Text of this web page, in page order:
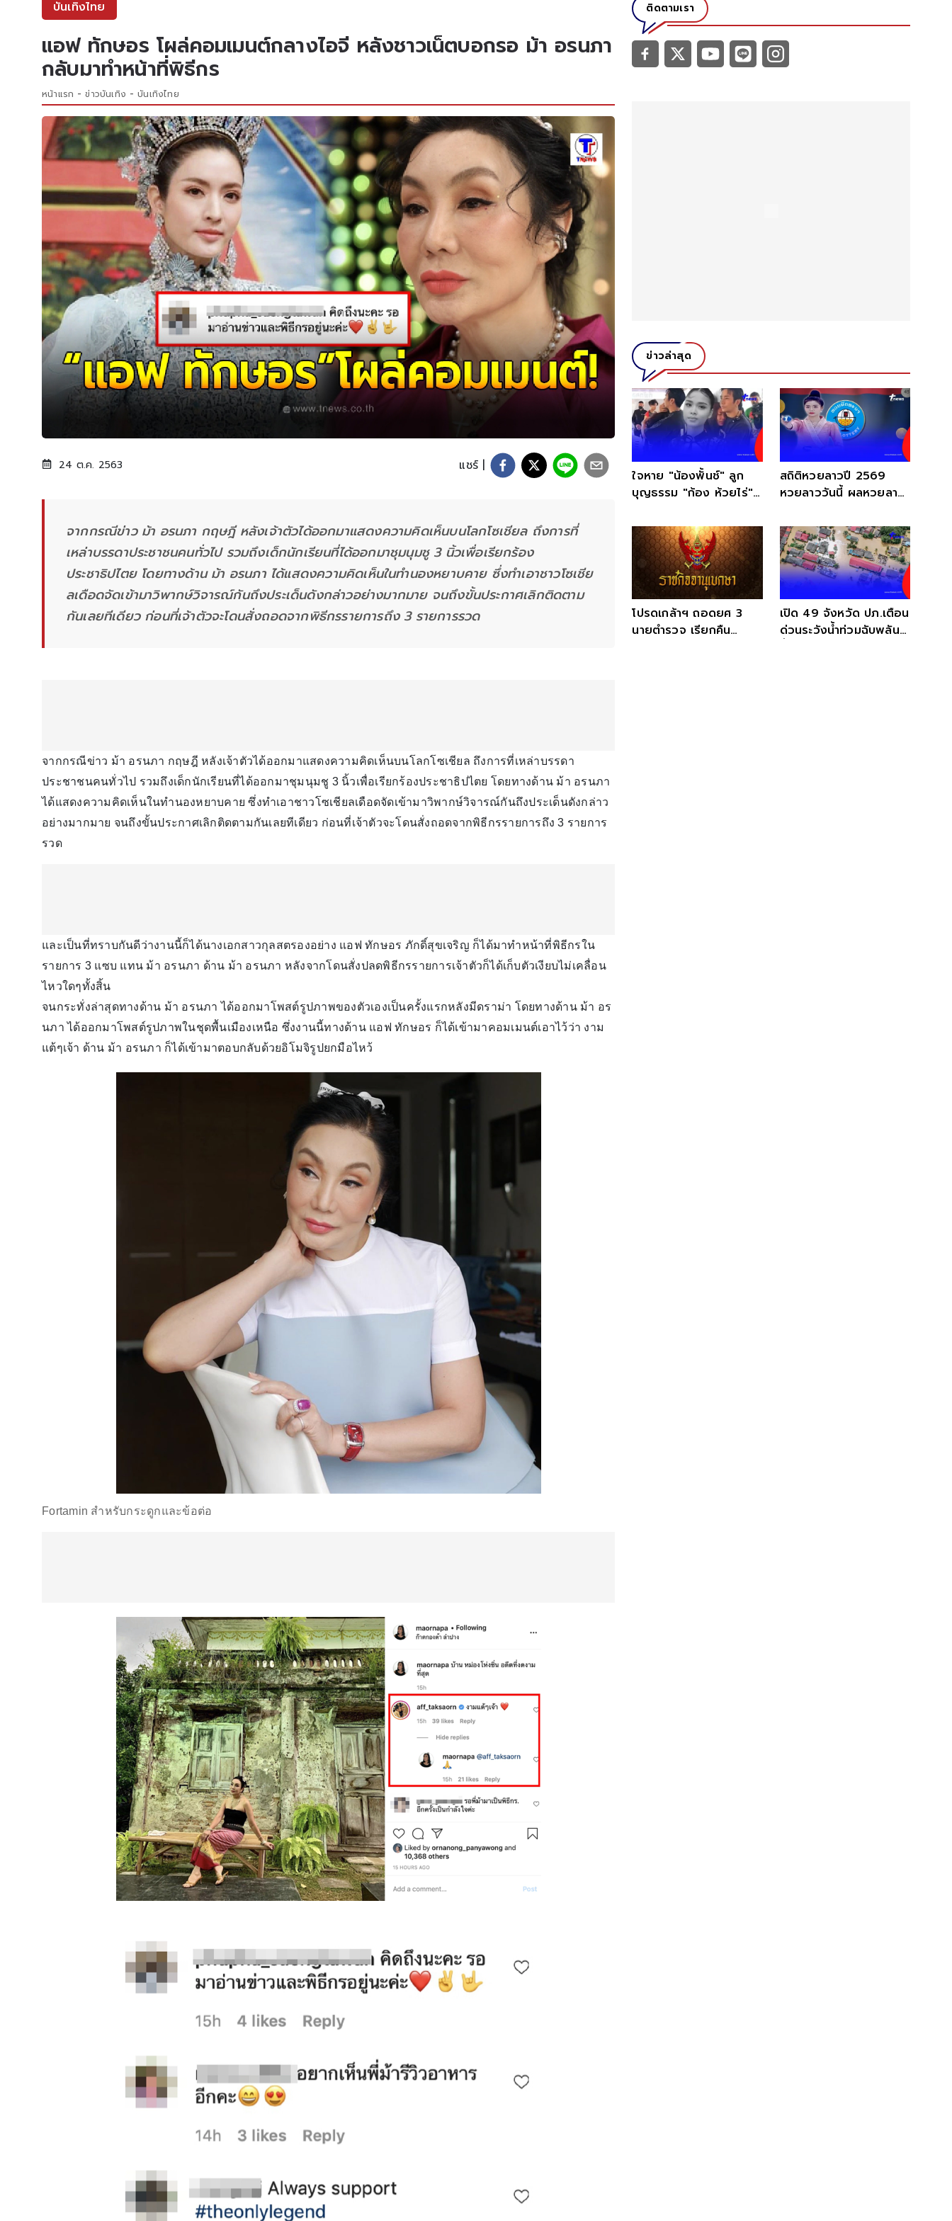
บันเทิงไทย
แอฟ ทักษอร โผล่คอมเมนต์กลางไอจี หลังชาวเน็ตบอกรอ ม้า อรนภา
กลับมาทำหน้าที่พิธีกร
หน้าแรก ข่าวบันเทิง บันเทิงไทย
24 ต.ค. 2563 แชร์ |
จากกรณีข่าว ม้า อรนภา กฤษฎี หลังเจ้าตัวได้ออกมาแสดงความคิดเห็นบนโลกโซเชียล ถึงการที่
เหล่าบรรดาประชาชนคนทั่วไป รวมถึงเด็กนักเรียนที่ได้ออกมาชุมนุมชู 3 นิ้วเพื่อเรียกร้อง
ประชาธิปไตย โดยทางด้าน ม้า อรนภา ได้แสดงความคิดเห็นในทำนองหยาบคาย ซึ่งทำเอาชาวโซเชีย
ลเดือดจัดเข้ามาวิพากษ์วิจารณ์กันถึงประเด็นดังกล่าวอย่างมากมาย จนถึงขั้นประกาศเลิกติดตาม
กันเลยทีเดียว ก่อนที่เจ้าตัวจะโดนสั่งถอดจากพิธีกรรายการถึง 3 รายการรวด
จากกรณีข่าว ม้า อรนภา กฤษฎี หลังเจ้าตัวได้ออกมาแสดงความคิดเห็นบนโลกโซเชียล ถึงการที่เหล่าบรรดา
ประชาชนคนทั่วไป รวมถึงเด็กนักเรียนที่ได้ออกมาชุมนุมชู 3 นิ้วเพื่อเรียกร้องประชาธิปไตย โดยทางด้าน ม้า อรนภา
ได้แสดงความคิดเห็นในทำนองหยาบคาย ซึ่งทำเอาชาวโซเชียลเดือดจัดเข้ามาวิพากษ์วิจารณ์กันถึงประเด็นดังกล่าว
อย่างมากมาย จนถึงขั้นประกาศเลิกติดตามกันเลยทีเดียว ก่อนที่เจ้าตัวจะโดนสั่งถอดจากพิธีกรรายการถึง 3 รายการ
รวด
และเป็นที่ทราบกันดีว่างานนี้ก็ได้นางเอกสาวกุลสตรองอย่าง แอฟ ทักษอร ภักดิ์สุขเจริญ ก็ได้มาทำหน้าที่พิธีกรใน
รายการ 3 แซบ แทน ม้า อรนภา ด้าน ม้า อรนภา หลังจากโดนสั่งปลดพิธีกรรายการเจ้าตัวก็ได้เก็บตัวเงียบไม่เคลื่อน
ไหวใดๆทั้งสิ้น
จนกระทั่งล่าสุดทางด้าน ม้า อรนภา ได้ออกมาโพสต์รูปภาพของตัวเองเป็นครั้งแรกหลังมีดราม่า โดยทางด้าน ม้า อร
นภา ได้ออกมาโพสต์รูปภาพในชุดพื้นเมืองเหนือ ซึ่งงานนี้ทางด้าน แอฟ ทักษอร ก็ได้เข้ามาคอมเมนต์เอาไว้ว่า งาม
แต้ๆเจ้า ด้าน ม้า อรนภา ก็ได้เข้ามาตอบกลับด้วยอิโมจิรูปยกมือไหว้
Fortamin สำหรับกระดูกและข้อต่อ
ติดตามเรา
ข่าวล่าสุด
ใจหาย "น้องพั้นช์" ลูก
บุญธรรม "ก้อง ห้วยไร่"
สถิติหวยลาวปี 2569
หวยลาววันนี้ ผลหวยลาว
ลาว
โปรดเกล้าฯ ถอดยศ 3
นายตำรวจ เรียกคืน
เปิด 49 จังหวัด ปภ.เตือน
ด่วนระวังน้ำท่วมฉับพลัน